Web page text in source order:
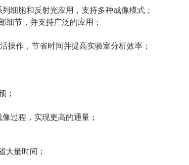
细胞和反射光应用，支持多种成像模式；
细节，并支持广泛的应用；
操作，节省时间并提高实验室分析效率；
；
过程，实现更高的通量；
大量时间；